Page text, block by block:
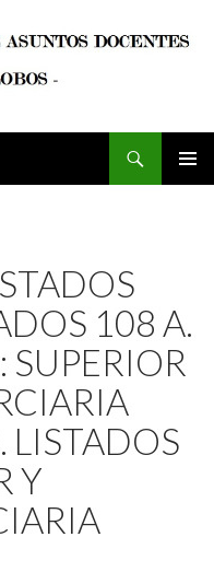
108 A.
SUPERIOR
LISTADOS
Y